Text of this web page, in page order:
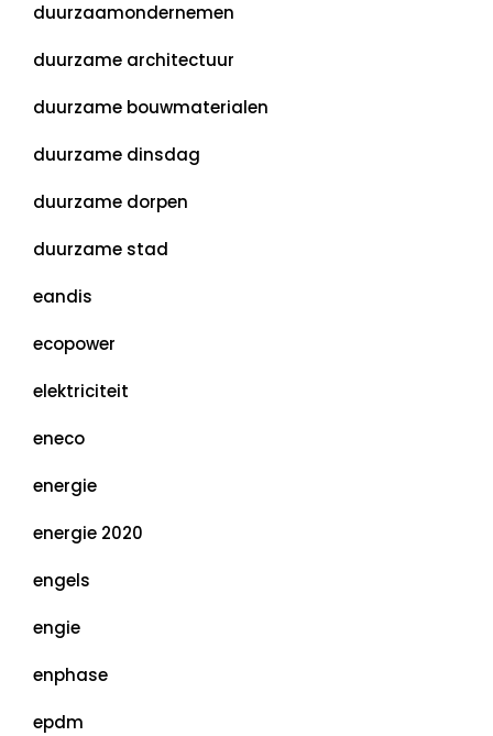
duurzaamondernemen
duurzame architectuur
duurzame bouwmaterialen
duurzame dinsdag
duurzame dorpen
duurzame stad
eandis
ecopower
elektriciteit
eneco
energie
energie 2020
engels
engie
enphase
epdm